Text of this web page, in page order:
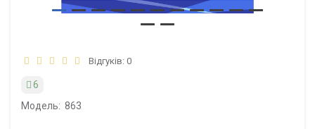
Відгуків: 0
6
Модель: 863